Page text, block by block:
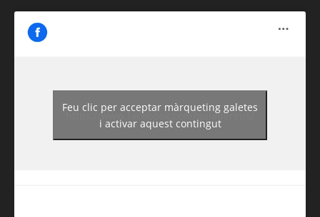
https://www.facebook.com/guiadereus/
Feu clic per acceptar màrqueting galetes
i activar aquest contingut